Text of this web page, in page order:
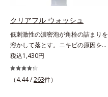
プローチして肌荒れを防ぎ、肌不調
にゆらがない肌を叶えます。そし
成分「MCアクティベーター
(*5)」。肌のうるおいを引き出し・
高めて、ハリ感あふれる肌へと導き
ます。うるおいに満ちたゆらがない
肌をご体感いただくために設計され
クリアフル ウォッシュ
低刺激性の濃密泡が角栓の詰まりを
溶かして落とす。ニキビの原因を残
さないクリアな肌に洗い上げる洗顔
料。「ニキビをくり返してしまう」
「毛穴目立ちが気になる」「マスク
税込1,430円
（4.44 /263件）